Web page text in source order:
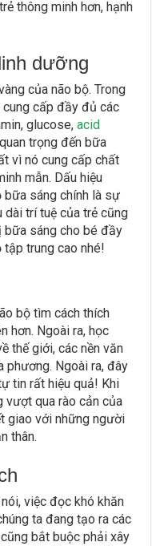
thông minh hơn, hạnh
dưỡng
của não bộ. Trong
cấp đầy đủ các
glucose,acid
trọng đến bữa
vì nó cung cấp chất
mẫn. Dấu hiệu
sáng chính là sự
dài trí tuệ của trẻ cũng
bữa sáng cho bé đầy
trung cao nhé!
bộ tìm cách thích
hơn. Ngoài ra, học
thế giới, các nền văn
phương. Ngoài ra, đây
tin rất hiệu quả! Khi
vượt qua rào cản của
giao với những người
thân.
việc đọc khó khăn
ta đang tạo ra các
bắt buộc phải xây